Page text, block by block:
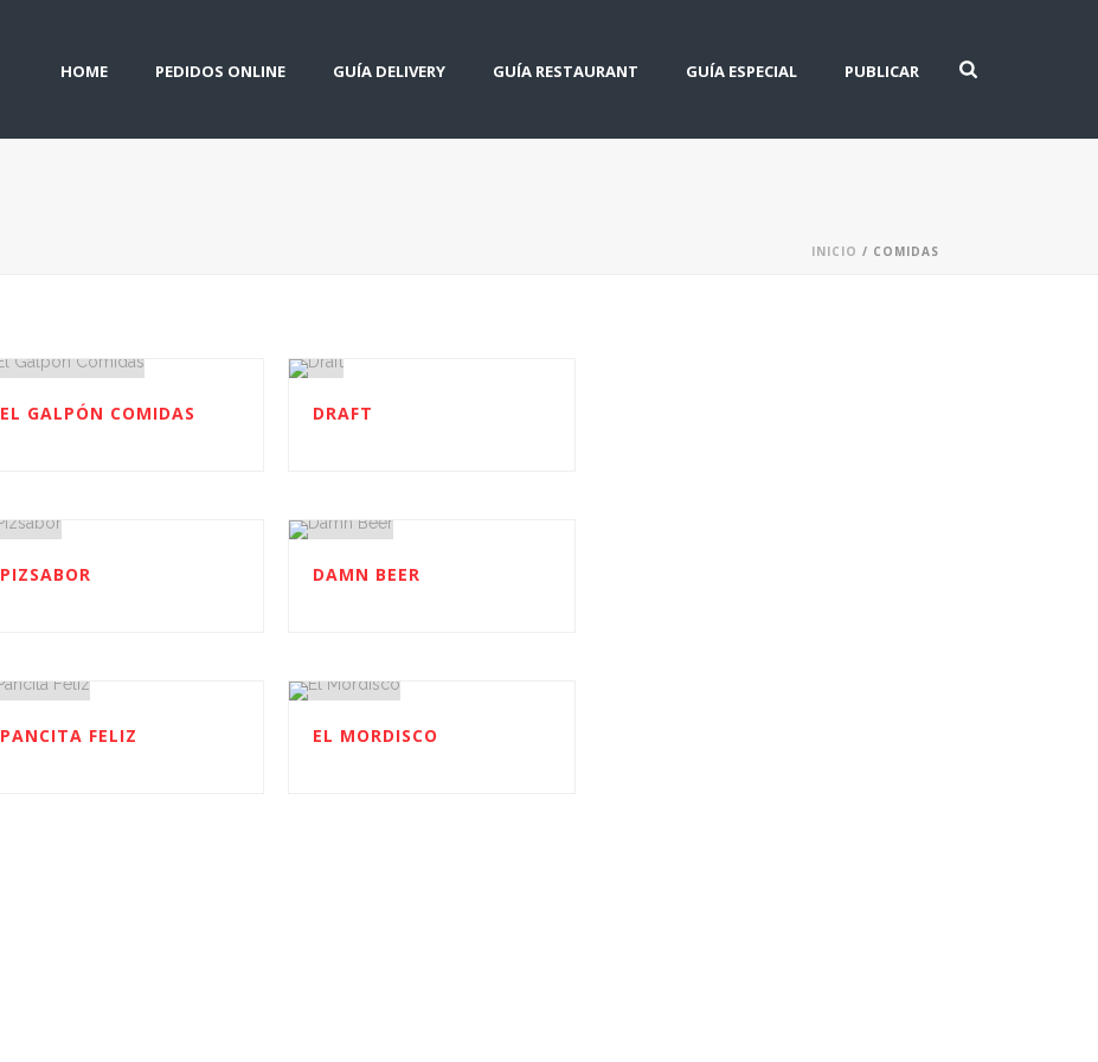
HOME PEDIDOS ONLINE GUÍA DELIVERY GUÍA RESTAURANT GUÍA ESPECIAL PUBLICAR
INICIO / COMIDAS
EL GALPÓN COMIDAS DRAFT
PIZSABOR DAMN BEER
PANCITA FELIZ EL MORDISCO